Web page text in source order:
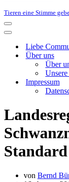
Tieren eine Stimme
Navigations-
Menü
Navigations-
Liebe
Über uns
Über
Impressum
Standard
von Bernd